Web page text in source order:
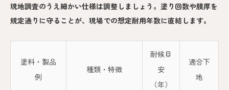
現地調査のうえ細かい仕様は調整しましょう。塗り回数や膜厚を
規定通りに守ることが、現場での想定耐用年数に直結します。
塗料・製品
例
種類・特徴
耐候目
安
（年）
適合下
地